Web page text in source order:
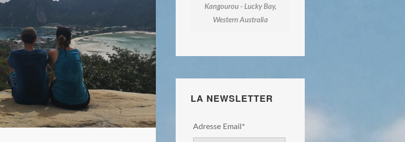
Kangourou - Lucky Bay,
Western Australia
LA NEWSLETTER
Adresse Email*